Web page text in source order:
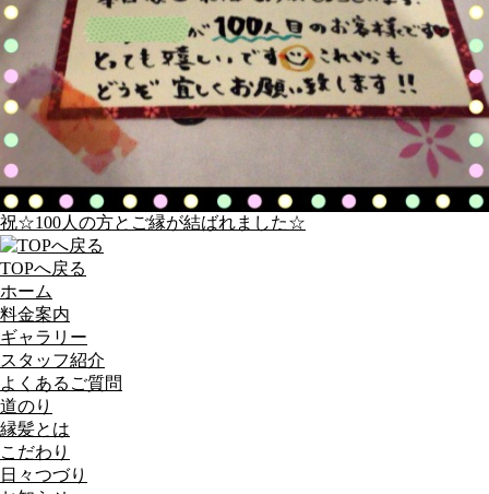
祝☆100人の方とご縁が結ばれました☆
TOPへ戻る
ホーム
料金案内
ギャラリー
スタッフ紹介
よくあるご質問
道のり
縁髪とは
こだわり
日々つづり